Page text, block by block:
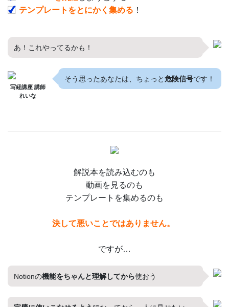
テンプレートをとにかく集める ！
あ！これやってるかも！
写経講座 講師
れいな
そう思ったあなたは、ちょっと危険信号です！
解説本を読み込むのも
動画を見るのも
テンプレートを集めるのも
決して悪いことではありません。
ですが…
Notionの機能をちゃんと理解してから使おう